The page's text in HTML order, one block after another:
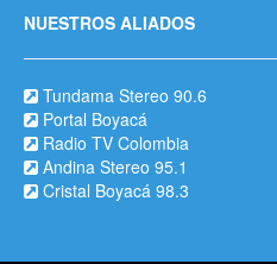
NUESTROS ALIADOS
Tundama Stereo 90.6
Portal Boyacá
Radio TV Colombia
Andina Stereo 95.1
Cristal Boyacá 98.3